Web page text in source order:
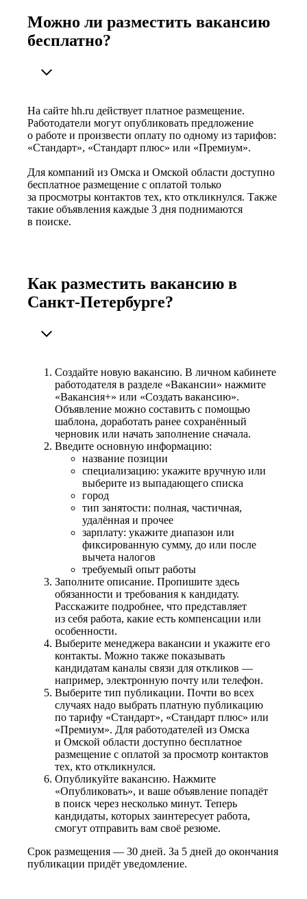
Можно ли разместить вакансию
бесплатно?
На сайте hh.ru действует платное размещение.
Работодатели могут опубликовать предложение
о работе и произвести оплату по одному из тарифов:
«Стандарт», «Стандарт плюс» или «Премиум».
Для компаний из Омска и Омской области доступно
бесплатное размещение с оплатой только
за просмотры контактов тех, кто откликнулся. Также
такие объявления каждые 3 дня поднимаются
в поиске.
Как разместить вакансию в
Санкт-Петербурге?
Создайте новую вакансию. В личном кабинете
работодателя в разделе «Вакансии» нажмите
«Вакансия+» или «Создать вакансию».
Объявление можно составить с помощью
шаблона, доработать ранее сохранённый
черновик или начать заполнение сначала.
Введите основную информацию:
название позиции
специализацию: укажите вручную или
выберите из выпадающего списка
город
тип занятости: полная, частичная,
удалённая и прочее
зарплату: укажите диапазон или
фиксированную сумму, до или после
вычета налогов
требуемый опыт работы
Заполните описание. Пропишите здесь
обязанности и требования к кандидату.
Расскажите подробнее, что представляет
из себя работа, какие есть компенсации или
особенности.
Выберите менеджера вакансии и укажите его
контакты. Можно также показывать
кандидатам каналы связи для откликов —
например, электронную почту или телефон.
Выберите тип публикации. Почти во всех
случаях надо выбрать платную публикацию
по тарифу «Стандарт», «Стандарт плюс» или
«Премиум». Для работодателей из Омска
и Омской области доступно бесплатное
размещение с оплатой за просмотр контактов
тех, кто откликнулся.
Опубликуйте вакансию. Нажмите
«Опубликовать», и ваше объявление попадёт
в поиск через несколько минут. Теперь
кандидаты, которых заинтересует работа,
смогут отправить вам своё резюме.
Срок размещения — 30 дней. За 5 дней до окончания
публикации придёт уведомление.